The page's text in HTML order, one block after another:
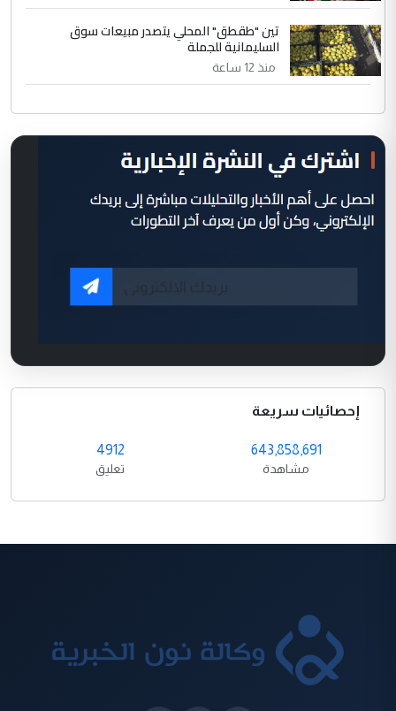
تين "طقطق" المحلي يتصدر مبيعات سوق
السليمانية للجملة
منذ 12 ساعة
إحصائيات سريعة
643,858,691
مشاهدة
4912
تعليق